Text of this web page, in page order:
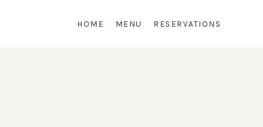
HOME MENU RESERVATIONS